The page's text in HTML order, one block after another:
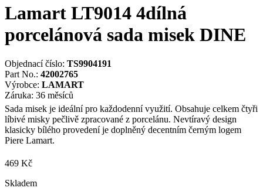
Lamart LT9014 4dílná
porcelánová sada misek DINE
Objednací číslo: TS9904191
Part No.: 42002765
Výrobce: LAMART
Záruka: 36 měsíců
Sada misek je ideální pro každodenní využití. Obsahuje celkem čtyři
líbivé misky pečlivě zpracované z porcelánu. Nevtíravý design
klasicky bílého provedení je doplněný decentním černým logem
Piere Lamart.
469 Kč
Skladem